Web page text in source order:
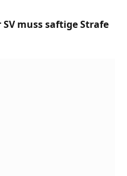
muss saftige Strafe